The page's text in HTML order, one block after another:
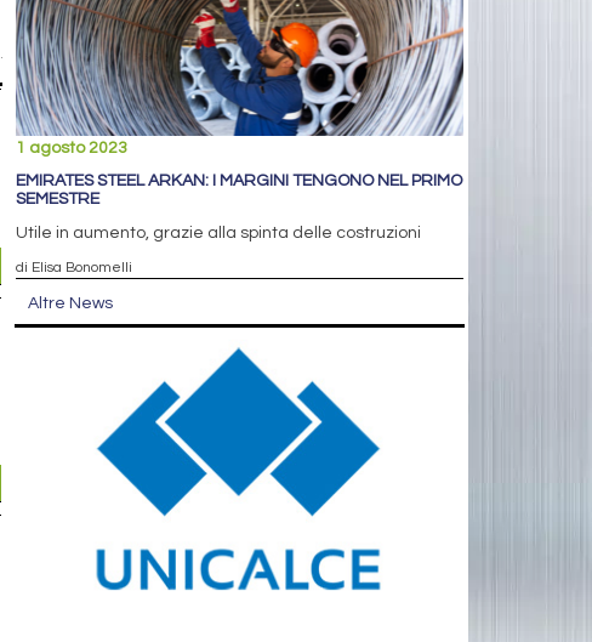
1 agosto 2023
EMIRATES STEEL ARKAN: I MARGINI TENGONO NEL PRIMO
SEMESTRE
Utile in aumento, grazie alla spinta delle costruzioni
di Elisa Bonomelli
Altre News